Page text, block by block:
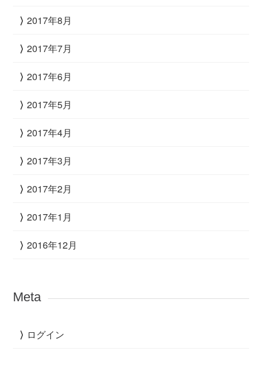
2017年8月
2017年7月
2017年6月
2017年5月
2017年4月
2017年3月
2017年2月
2017年1月
2016年12月
Meta
ログイン